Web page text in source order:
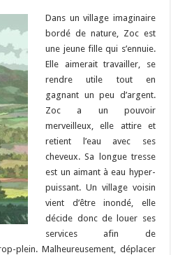
Dans un village imaginaire
bordé de nature, Zoc est
une jeune fille qui s’ennuie.
Elle aimerait travailler, se
rendre utile tout en
gagnant un peu d’argent.
Zoc a un pouvoir
merveilleux, elle attire et
retient l’eau avec ses
cheveux. Sa longue tresse
est un aimant à eau hyper-
puissant. Un village voisin
vient d’être inondé, elle
décide donc de louer ses
services afin de
plein. Malheureusement, déplacer